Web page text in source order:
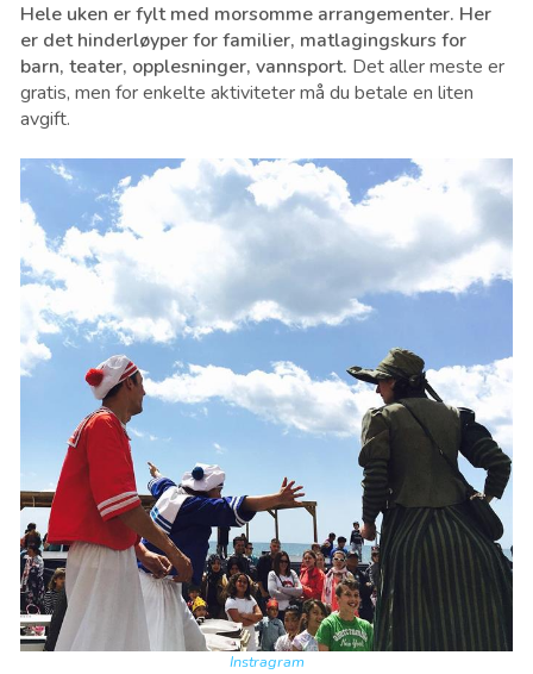
Hele uken er fylt med morsomme arrangementer. Her
er det hinderløyper for familier, matlagingskurs for
barn, teater, opplesninger, vannsport. Det aller meste er
gratis, men for enkelte aktiviteter må du betale en liten
avgift.
Instragram